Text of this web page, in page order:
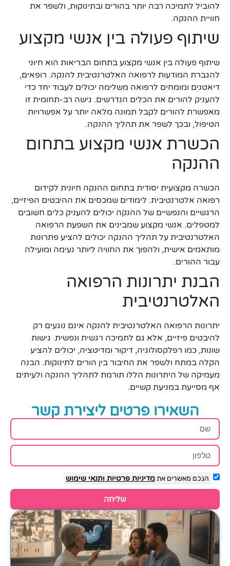
להוביל לתמיכה רבה יותר בהורים ובתינוקות, ולשפר את
חוויית ההנקה.
שיתוף פעולה בין אנשי מקצוע
שיתוף פעולה בין אנשי מקצוע בתחום הבריאות הוא חיוני
להגברת המודעות לרפואה האלטרנטיבית להנקה. רופאים,
דיאטנים ומומחים לרפואה משלימה יכולים לעבוד יחד כדי
להעניק להורים את הכלים הנדרשים. גישה רב-תחומית זו
מאפשרת להורים לקבל תמונה מלאה יותר על אפשרויות
הטיפול, ובכך לשפר את תהליך ההנקה.
הכשרת אנשי מקצוע בתחום
ההנקה
הכשרה מקצועית יסודית בתחום ההנקה חיונית לקידום
רפואה אלטרנטיבית. לימודים שמכסים את ההיבטים הפיזיים,
הרגשיים והנפשיים של ההנקה יכולים להעניק כלים חשובים
למטפלים. אנשי מקצוע שמבינים את השפעת הרפואה
האלטרנטיבית על תהליך ההנקה יכולים להציע פתרונות
מותאמים אישית, ולהפוך את החוויה ליותר נעימה ומועילה
עבור ההורים.
הבנת יתרונות הרפואה
האלטרנטיבית
יתרונות הרפואה האלטרנטיבית להנקה אינם נוגעים רק
להיבטים פיזיים, אלא גם לתמיכה רגשית ונפשית. גישות
שונות, כמו רפלקסולוגיה, דיקור ומדיטציה, יכולים להציע
הקלה במתח ולשפר את החיבור בין הורים לתינוקות. הבנה
מעמיקה של היתרונות הללו תורמת לתהליך ההנקה ולעיתים
אף מסייעת במניעת קשיים.
השאירו פרטים ליצירת קשר
הנכם מאשרים אתמדיניות פרטיות ותנאי שימוש
שליחה